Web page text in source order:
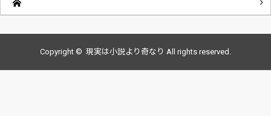
Copyright © 現実は小説より奇なり All rights reserved.